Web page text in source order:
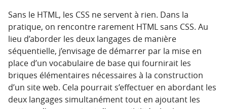
Sans le HTML, les CSS ne servent à rien. Dans la
pratique, on rencontre rarement HTML sans CSS. Au
lieu d’aborder les deux langages de manière
séquentielle, j’envisage de démarrer par la mise en
place d’un vocabulaire de base qui fournirait les
briques élémentaires nécessaires à la construction
d’un site web. Cela pourrait s’effectuer en abordant les
deux langages simultanément tout en ajoutant les